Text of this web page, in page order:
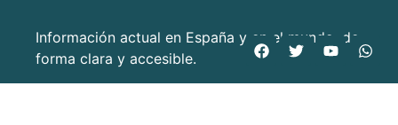
Información actual en España y en el mundo, de
forma clara y accesible.